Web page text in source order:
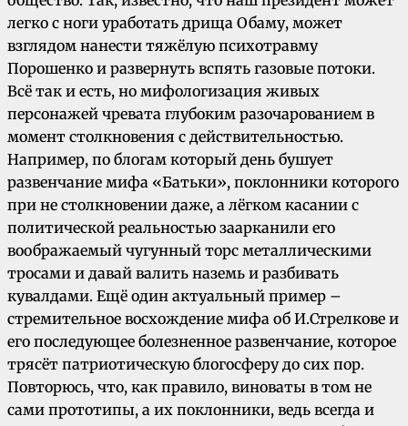
легко с ноги уработать дрища Обаму, может
взглядом нанести тяжёлую психотравму
Порошенко и развернуть вспять газовые потоки.
Всё так и есть, но мифологизация живых
персонажей чревата глубоким разочарованием в
момент столкновения с действительностью.
Например, по блогам который день бушует
развенчание мифа «Батьки», поклонники которого
при не столкновении даже, а лёгком касании с
политической реальностью заарканили его
воображаемый чугунный торс металлическими
тросами и давай валить наземь и разбивать
кувалдами. Ещё один актуальный пример –
стремительное восхождение мифа об И.Стрелкове и
его последующее болезненное развенчание, которое
трясёт патриотическую блогосферу до сих пор.
Повторюсь, что, как правило, виноваты в том не
сами прототипы, а их поклонники, ведь всегда и